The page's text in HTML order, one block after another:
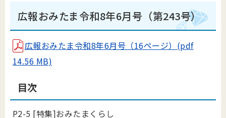
広報おみたま令和8年6月号（第243号）
広報おみたま令和8年6月号（16ページ）(pdf
14.56 MB)
目次
P2-5 [特集]おみたまくらし